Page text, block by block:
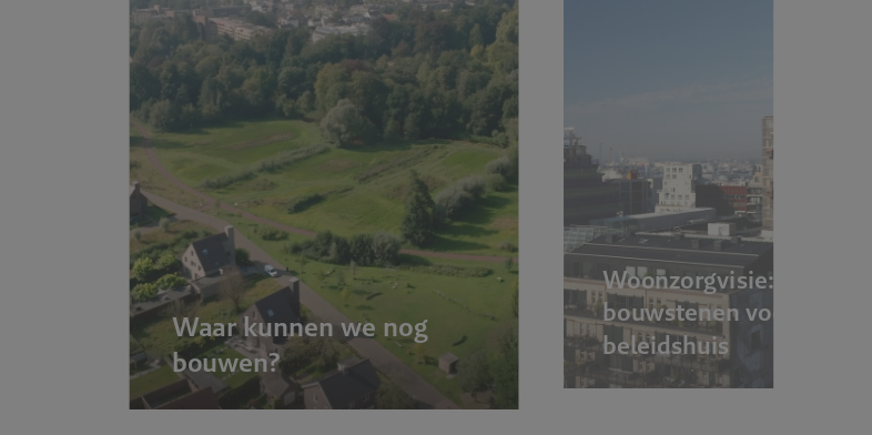
Waar kunnen we nog
bouwen?
Woonzorgvisie:
bouwstenen voor stevig
beleidshuis